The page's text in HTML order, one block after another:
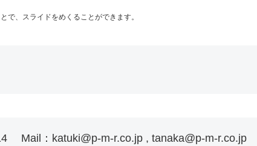
、スライドをめくることができます。
Mail：katuki@p-m-r.co.jp , tanaka@p-m-r.co.jp